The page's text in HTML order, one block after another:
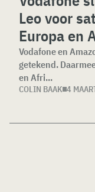
Leo voor
Europa en
Vodafone en
getekend.
en Afri...
COLIN BAAK 4